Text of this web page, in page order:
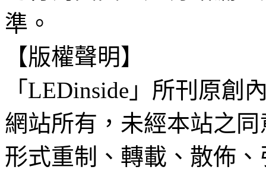
準。
【版權聲明】
「LEDinside」所刊原創
網站所有，未經本站之
形式重制、轉載、散佈